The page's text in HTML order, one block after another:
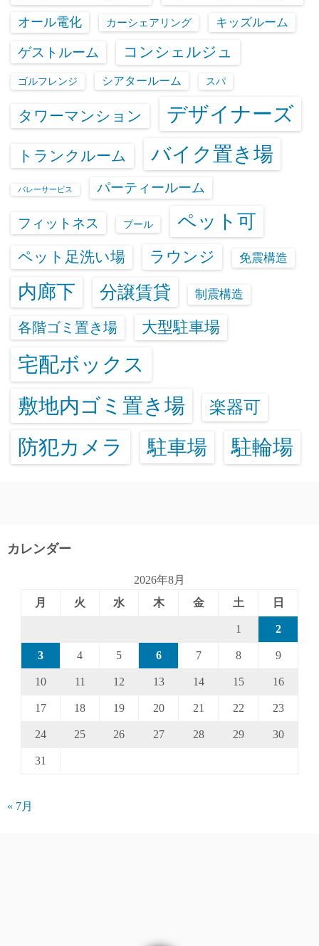
オール電化 カーシェアリング キッズルーム
ゲストルーム コンシェルジュ
ゴルフレンジ シアタールーム スパ
タワーマンション デザイナーズ
トランクルーム バイク置き場
バレーサービス パーティールーム
フィットネス プール ペット可
ペット足洗い場 ラウンジ 免震構造
内廊下 分譲賃貸 制震構造
各階ゴミ置き場 大型駐車場
宅配ボックス
敷地内ゴミ置き場
楽器可
防犯カメラ 駐車場 駐輪場
カレンダー
2026年8月
月
火 水 木 金 土 日
1 2
3 4 5 6 7 8 9
10 11 12 13 14 15 16
17 18 19 20 21 22 23
24 25 26 27 28 29 30
31
« 7月